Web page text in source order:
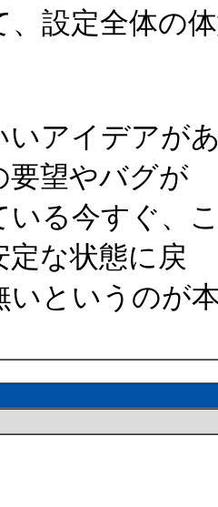
、設定全体の
アイデアが
要望やバグが
いる今すぐ、
定な状態に戻
いというのが